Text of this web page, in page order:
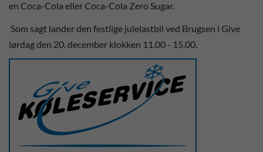
en Coca-Cola eller Coca-Cola Zero Sugar.
Som sagt lander den festlige julelastbil ved Brugsen i Give
lørdag den 20. december klokken 11.00 - 15.00.